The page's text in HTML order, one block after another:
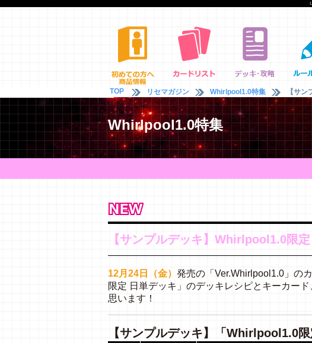
TOP リセマガジン Whirlpool1.0特集 【サ
Whirlpool1.0特集
【サンプルデッキ】Whirlpool1.0限
12月24日（金） 発売の「Ver.Whirlpool1.0」の
限定 日単デッキ」のデッキレシピとキーカー
思います！
【サンプルデッキ】「Whirlpool1.0限